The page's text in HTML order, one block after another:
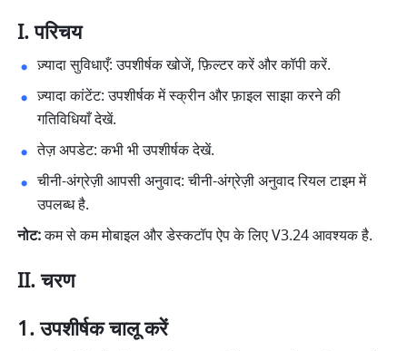
I. परिचय
ज़्यादा सुविधाएँ: उपशीर्षक खोजें, फ़िल्टर करें और कॉपी करें.
ज़्यादा कांटेंट: उपशीर्षक में स्क्रीन और फ़ाइल साझा करने की
गतिविधियाँ देखें.
तेज़ अपडेट: कभी भी उपशीर्षक देखें.
चीनी-अंग्रेज़ी आपसी अनुवाद: चीनी-अंग्रेज़ी अनुवाद रियल टाइम में
उपलब्ध है.
नोट: कम से कम मोबाइल और डेस्कटॉप ऐप के लिए V3.24आवश्यक है.
II. चरण
उपशीर्षक चालू करें